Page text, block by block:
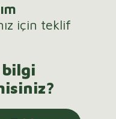
için teklif
bilgi